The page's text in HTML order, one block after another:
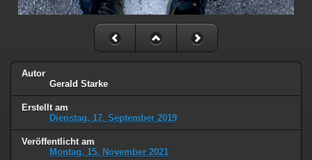
Autor
Gerald Starke
Erstellt am
Dienstag, 17. September 2019
Veröffentlicht am
Montag, 15. November 2021